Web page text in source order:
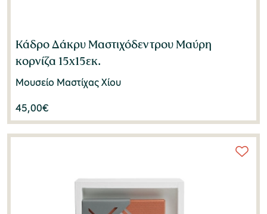
Κάδρο Δάκρυ Μαστιχόδεντρου Μαύρη
κορνίζα 15x15εκ.
Μουσείο Μαστίχας Χίου
45,00€